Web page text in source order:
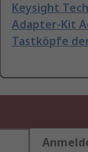
Keysight
Adapter-Kit
Tastköpfe